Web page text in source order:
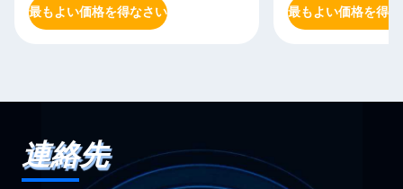
最もよい価格を得なさい 最もよい価格を得
連絡先